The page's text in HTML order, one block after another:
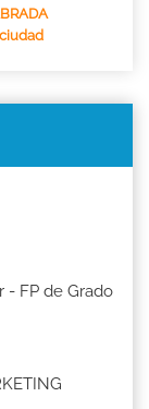
- FP de Grado